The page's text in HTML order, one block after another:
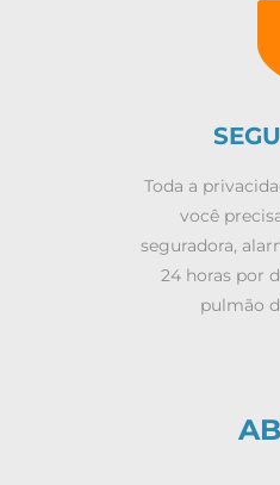
Toda a
você
seguradora,
24 horas por
pulmão